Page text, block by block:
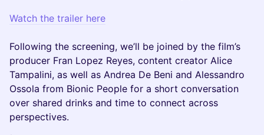
Watch the trailer here
Following the screening, we’ll be joined by the film’s
producer Fran Lopez Reyes, content creator Alice
Tampalini, as well as Andrea De Beni and Alessandro
Ossola from Bionic People for a short conversation
over shared drinks and time to connect across
perspectives.